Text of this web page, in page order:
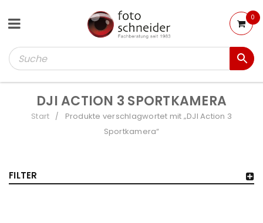
0
DJI ACTION 3 SPORTKAMERA
Start /
Produkte verschlagwortet mit „DJI Action 3
Sportkamera“
FILTER